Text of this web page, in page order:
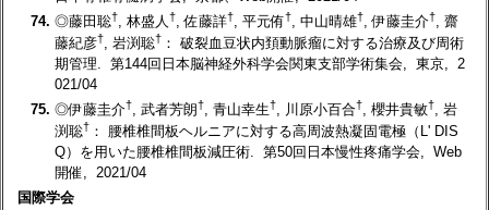
74. ◎藤田聡†, 林盛人†, 佐藤詳†, 平元侑†, 中山晴雄†, 伊藤圭介†, 齋
藤紀彦† , 岩渕聡† ： 破裂血豆状内頚動脈瘤に対する治療及び周術
期管理. 第144回日本脳神経外科学会関東支部学術集会, 東京, 2
021/04
75. ◎伊藤圭介†, 武者芳朗†, 青山幸生†, 川原小百合†, 櫻井貴敏†, 岩
渕聡† ： 腰椎椎間板ヘルニアに対する高周波熱凝固電極（L' DIS
Q）を用いた腰椎椎間板減圧術. 第50回日本慢性疼痛学会, Web
開催, 2021/04
国際学会